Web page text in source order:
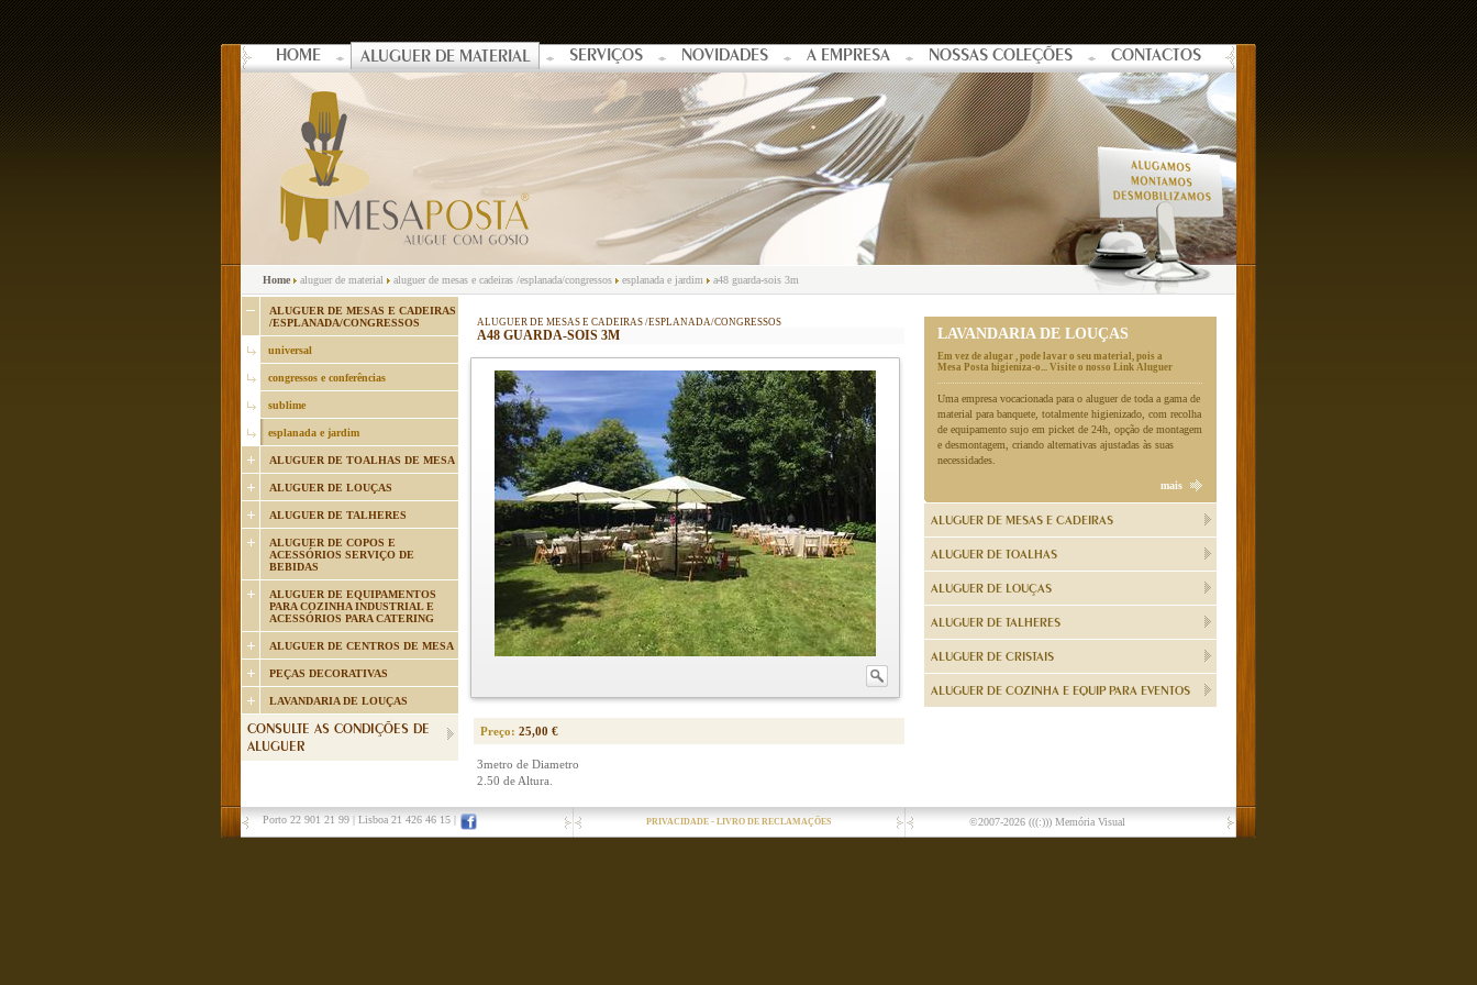
HOME ALUGUER DE MATERIAL SERVIÇOS NOVIDADES A EMPRESA NOSSAS COLEÇÕES CONTACTOS
Home aluguer de material aluguer de mesas e cadeiras /esplanada/congressos esplanada e jardim a48 guarda-sois 3m
ALUGUER DE MESAS E CADEIRAS
/ESPLANADA/CONGRESSOS
universal
congressos e conferências
sublime
esplanada e jardim
ALUGUER DE TOALHAS DE MESA
ALUGUER DE LOUÇAS
ALUGUER DE TALHERES
ALUGUER DE COPOS E
ACESSÓRIOS SERVIÇO DE
BEBIDAS
ALUGUER DE EQUIPAMENTOS
PARA COZINHA INDUSTRIAL E
ACESSÓRIOS PARA CATERING
ALUGUER DE CENTROS DE MESA
PEÇAS DECORATIVAS
LAVANDARIA DE LOUÇAS
CONSULTE AS CONDIÇÕES DE
ALUGUER
ALUGUER DE MESAS E CADEIRAS /ESPLANADA/CONGRESSOS
A48 GUARDA-SOIS 3M
Preço: 25,00 €
3metro de Diametro
2.50 de Altura.
LAVANDARIA DE LOUÇAS
Em vez de alugar , pode lavar o seu material, pois a
Mesa Posta higieniza-o... Visite o nosso Link Aluguer
Uma empresa vocacionada para o aluguer de toda a gama de
material para banquete, totalmente higienizado, com recolha
de equipamento sujo em picket de 24h, opção de montagem
e desmontagem, criando alternativas ajustadas às suas
necessidades.
mais
ALUGUER DE MESAS E CADEIRAS
ALUGUER DE TOALHAS
ALUGUER DE LOUÇAS
ALUGUER DE TALHERES
ALUGUER DE CRISTAIS
ALUGUER DE COZINHA E EQUIP PARA EVENTOS
Porto 22 901 21 99 Lisboa 21 426 46 15 PRIVACIDADE - LIVRO DE RECLAMAÇÕES ©2007-2026 (((:))) Memória Visual